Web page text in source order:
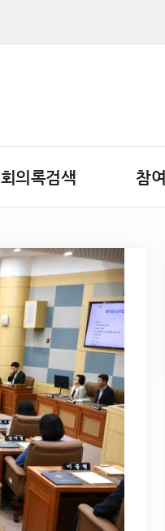
회의록검색 참